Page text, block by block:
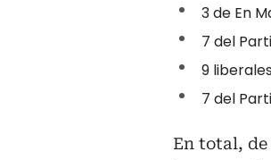
3 de En
7 del
9
7 del
En total,